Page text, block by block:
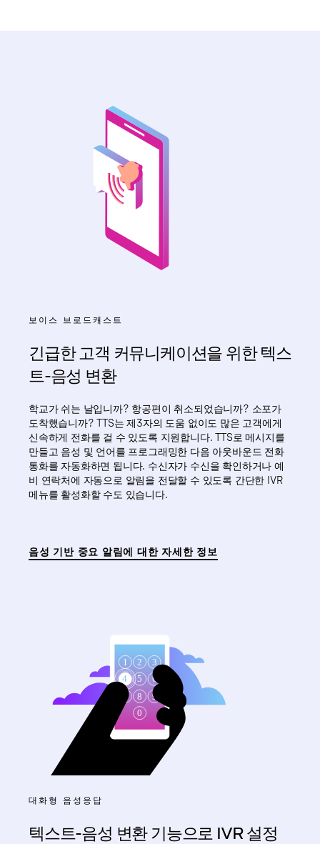
보이스 브로드캐스트
긴급한 고객 커뮤니케이션을 위한 텍스
트-음성 변환
학교가 쉬는 날입니까? 항공편이 취소되었습니까? 소포가
도착했습니까? TTS는 제3자의 도움 없이도 많은 고객에게
신속하게 전화를 걸 수 있도록 지원합니다. TTS로 메시지를
만들고 음성 및 언어를 프로그래밍한 다음 아웃바운드 전화
통화를 자동화하면 됩니다. 수신자가 수신을 확인하거나 예
비 연락처에 자동으로 알림을 전달할 수 있도록 간단한 IVR
메뉴를 활성화할 수도 있습니다.
음성 기반 중요 알림에 대한 자세한 정보
대화형 음성응답
텍스트-음성 변환 기능으로 IVR 설정